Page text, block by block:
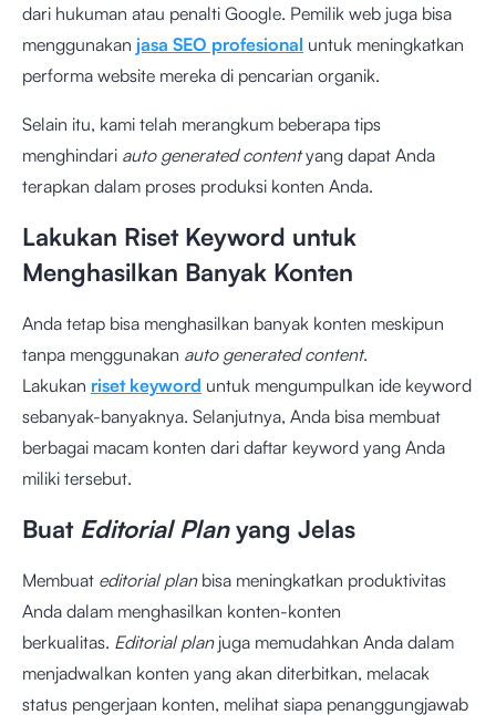
dari hukuman atau penalti Google. Pemilik web juga bisa
menggunakan jasa SEO profesional untuk meningkatkan
performa website mereka di pencarian organik.
Selain itu, kami telah merangkum beberapa tips
menghindari auto generated contentyang dapat Anda
terapkan dalam proses produksi konten Anda.
Lakukan Riset Keyword untuk
Menghasilkan Banyak Konten
Anda tetap bisa menghasilkan banyak konten meskipun
tanpa menggunakan auto generated content.
Lakukan riset keyword untuk mengumpulkan ide keyword
sebanyak-banyaknya. Selanjutnya, Anda bisa membuat
berbagai macam konten dari daftar keyword yang Anda
miliki tersebut.
BuatEditorial Planyang Jelas
Membuat editorial planbisa meningkatkan produktivitas
Anda dalam menghasilkan konten-konten
berkualitas. Editorial planjuga memudahkan Anda dalam
menjadwalkan konten yang akan diterbitkan, melacak
status pengerjaan konten, melihat siapa penanggungjawab